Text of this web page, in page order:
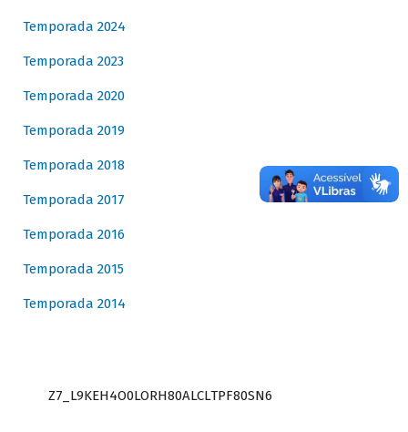
Temporada 2024
Temporada 2023
Temporada 2020
Temporada 2019
Temporada 2018
Temporada 2017
Temporada 2016
Temporada 2015
Temporada 2014
Z7_L9KEH4O0LORH80ALCLTPF80SN6